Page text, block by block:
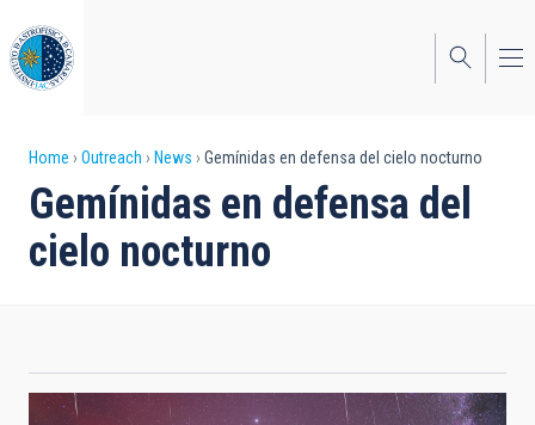
to
main
content
Breadcrumb
Home Outreach News Gemínidas en defensa del cielo nocturno
Gemínidas en defensa del
cielo nocturno